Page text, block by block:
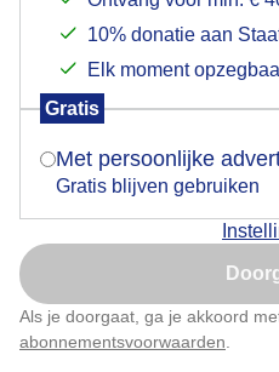
10% donatie aan
Elk moment
Gratis
Met persoonlijke
Gratis blijven gebruiken
Als je doorgaat, ga je akkoord
abonnementsvoorwaarden
Een moment
Populaire categorieën
Lente
Zomer
verschijnt er zo een
Is goed,
Nu niet,
Klik hierom dit